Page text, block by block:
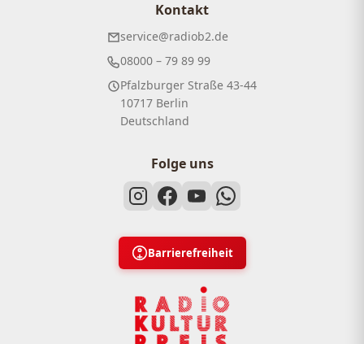
Kontakt
service@radiob2.de
08000 – 79 89 99
Pfalzburger Straße 43-44
10717 Berlin
Deutschland
Folge uns
Barrierefreiheit